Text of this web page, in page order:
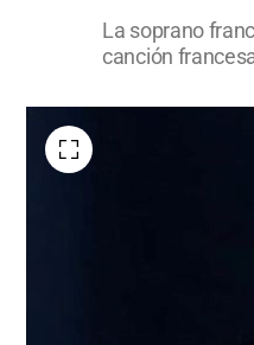
La soprano
canción